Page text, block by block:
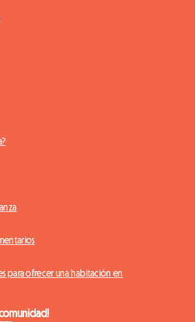
para ofrecer una habitación en